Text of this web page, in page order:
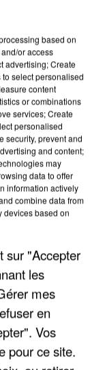
REFUGES
based on
or access
advertising; Create
select personalised
content
or combinations
services; Create
personalised
security, prevent and
and content;
may
data to offer
information actively
combine data from
devices based on
sur "Accepter
les
mes
en
Vos
pour ce site.